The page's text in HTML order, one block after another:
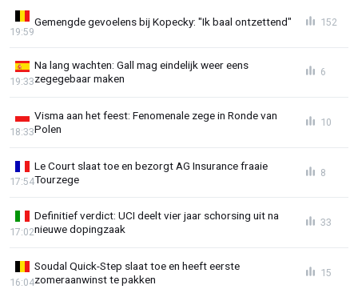
Gemengde gevoelens bij Kopecky: "Ik baal ontzettend"
19:59
152
Na lang wachten: Gall mag eindelijk weer eens
zegegebaar maken
19:33
6
Visma aan het feest: Fenomenale zege in Ronde van
Polen
18:33
10
Le Court slaat toe en bezorgt AG Insurance fraaie
Tourzege
17:54
8
Definitief verdict: UCI deelt vier jaar schorsing uit na
nieuwe dopingzaak
17:02
33
Soudal Quick-Step slaat toe en heeft eerste
zomeraanwinst te pakken
16:04
15